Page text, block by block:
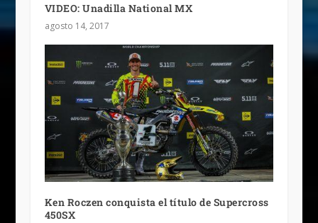
VIDEO: Unadilla National MX
agosto 14, 2017
Ken Roczen conquista el título de Supercross
450SX